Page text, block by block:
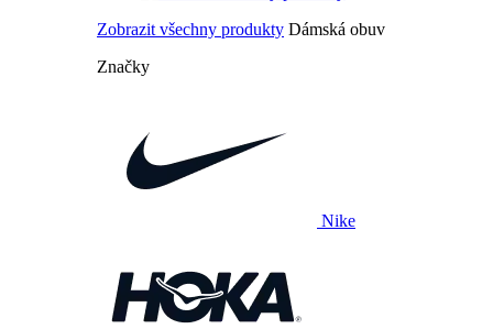
Zobrazit všechny produkty Dámská obuv
Značky
Nike